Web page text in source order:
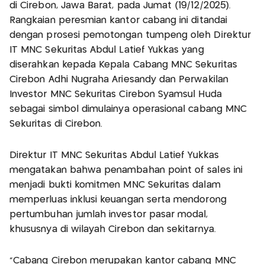
di Cirebon, Jawa Barat, pada Jumat (19/12/2025).
Rangkaian peresmian kantor cabang ini ditandai
dengan prosesi pemotongan tumpeng oleh Direktur
IT MNC Sekuritas Abdul Latief Yukkas yang
diserahkan kepada Kepala Cabang MNC Sekuritas
Cirebon Adhi Nugraha Ariesandy dan Perwakilan
Investor MNC Sekuritas Cirebon Syamsul Huda
sebagai simbol dimulainya operasional cabang MNC
Sekuritas di Cirebon.
Direktur IT MNC Sekuritas Abdul Latief Yukkas
mengatakan bahwa penambahan point of sales ini
menjadi bukti komitmen MNC Sekuritas dalam
memperluas inklusi keuangan serta mendorong
pertumbuhan jumlah investor pasar modal,
khususnya di wilayah Cirebon dan sekitarnya.
“Cabang Cirebon merupakan kantor cabang MNC